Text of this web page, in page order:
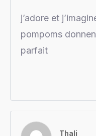
j’adore et
pompoms
parfait
Thali